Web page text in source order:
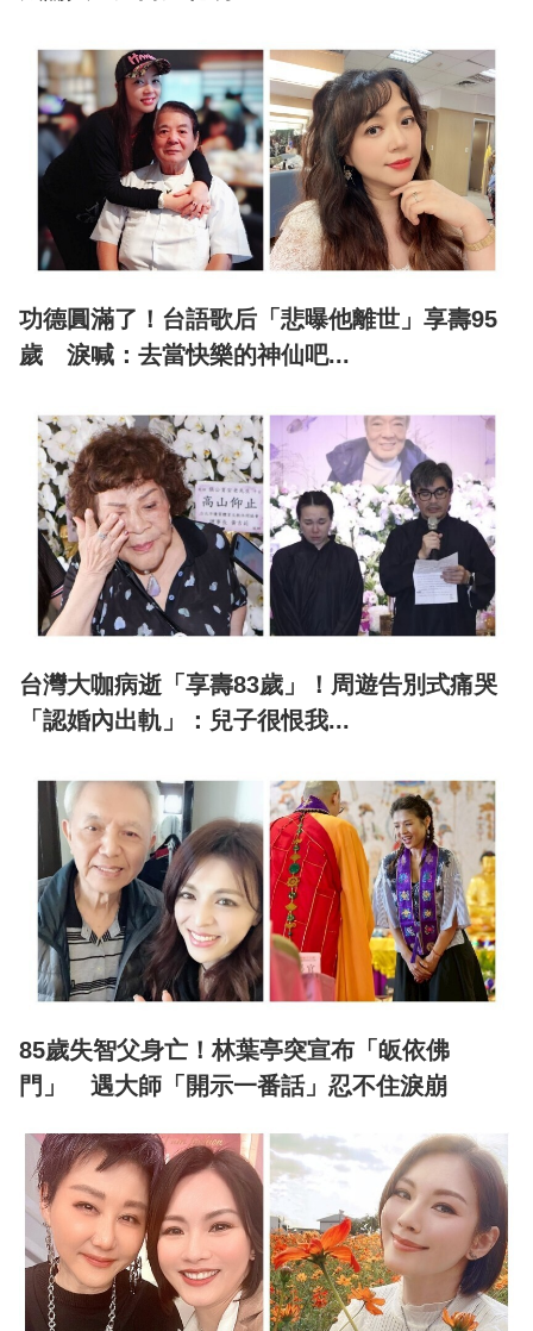
功德圓滿了！台語歌后「悲曝他離世」享壽95
歲 淚喊：去當快樂的神仙吧...
台灣大咖病逝「享壽83歲」！周遊告別式痛哭
「認婚內出軌」：兒子很恨我...
85歲失智父身亡！林葉亭突宣布「皈依佛
門」 遇大師「開示一番話」忍不住淚崩